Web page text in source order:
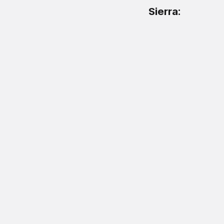
Sierra: